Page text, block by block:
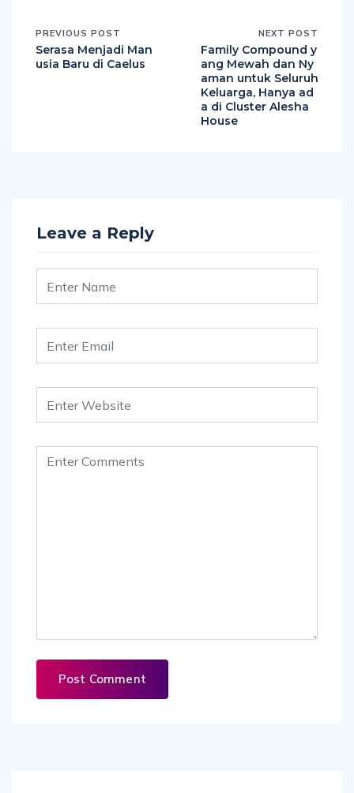
PREVIOUS POST
Serasa Menjadi Man
usia Baru di Caelus
NEXT POST
Family Compound y
ang Mewah dan Ny
aman untuk Seluruh
Keluarga, Hanya ad
a di Cluster Alesha
House
Leave a Reply